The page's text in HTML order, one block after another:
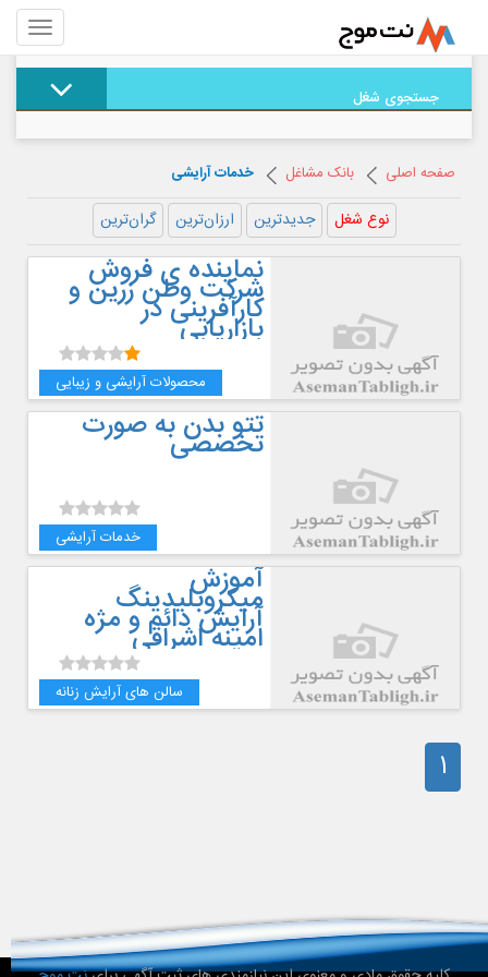
جستجوی شغل
صفحه اصلی بانک مشاغل خدمات آرایشی
نوع شغل جدیدترین ارزان‌ترین گران‌ترین
نماینده ی فروش
شرکت وطن زرین و
کارآفرینی در
بازاریابی
محصولات آرایشی و زیبایی
تتو بدن به صورت
تخصصی
خدمات آرایشی
آموزش
میکروبلیدینگ
آرایش دائم و مژه
امینه اشراقی
سالن های آرایش زنانه
1